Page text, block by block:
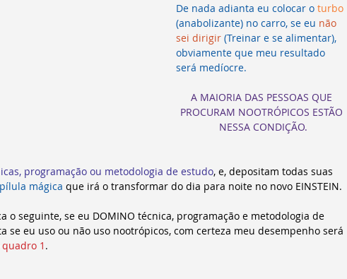
De nada adianta eu colocar o turbo
(anabolizante) no carro, se eu não
sei dirigir (Treinar e se alimentar),
obviamente que meu resultado
será medíocre.
A MAIORIA DAS PESSOAS QUE
PROCURAM NOOTRÓPICOS ESTÃO
NESSA CONDIÇÃO.
programação ou metodologia de estudo, e, depositam todas suas
pílula mágica que irá o transformar do dia para noite no novo EINSTEIN.
o seguinte, se eu DOMINO técnica, programação e metodologia de
se eu uso ou não uso nootrópicos, com certeza meu desempenho será
quadro 1 .